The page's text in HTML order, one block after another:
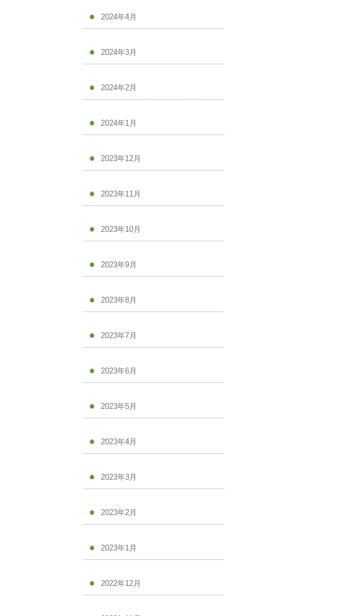
2024年4月
2024年3月
2024年2月
2024年1月
2023年12月
2023年11月
2023年10月
2023年9月
2023年8月
2023年7月
2023年6月
2023年5月
2023年4月
2023年3月
2023年2月
2023年1月
2022年12月